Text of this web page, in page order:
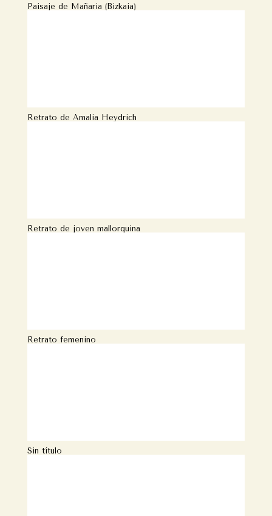
Paisaje de Mañaria (Bizkaia)
Retrato de Amalia Heydrich
Retrato de joven mallorquina
Retrato femenino
Sin título